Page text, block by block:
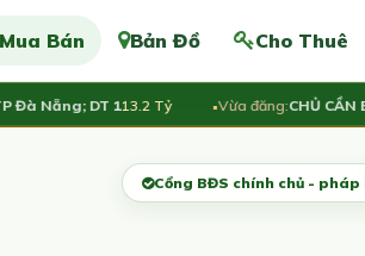
Bán Bản Đồ Cho Thuê
DT 1 13.2 Tỷ Vừa đăng:CHỦ CẦN
Cổng BĐS chính chủ - pháp